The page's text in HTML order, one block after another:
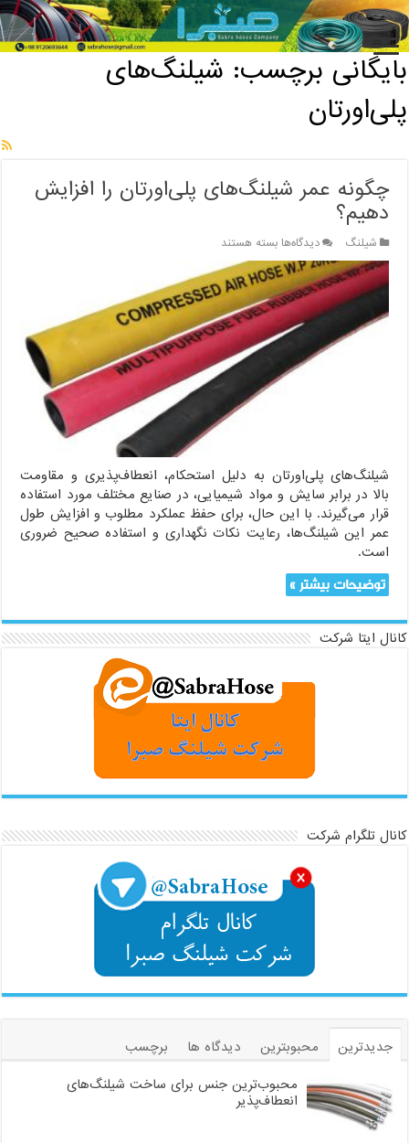
خانه / بایگانی برچسب: شیلنگ‌های پلی‌اورتان
بایگانی برچسب: شیلنگ‌های
پلی‌اورتان
چگونه عمر شیلنگ‌های پلی‌اورتان را افزایش
دهیم؟
شیلنگ دیدگاه‌هابرای
چگونه
عمر
شیلنگ‌های
پلی‌اورتان
را
افزایش
دهیم؟
بسته هستند
شیلنگ‌های پلی‌اورتان به دلیل استحکام، انعطاف‌پذیری و مقاومت
بالا در برابر سایش و مواد شیمیایی، در صنایع مختلف مورد استفاده
قرار می‌گیرند. با این حال، برای حفظ عملکرد مطلوب و افزایش طول
عمر این شیلنگ‌ها، رعایت نکات نگهداری و استفاده صحیح ضروری
است.
توضیحات بیشتر »
کانال ایتا شرکت
کانال تلگرام شرکت
جدیدترین محبوبترین دیدگاه ها
برچسب
محبوب‌ترین جنس برای ساخت شیلنگ‌های
انعطاف‌پذیر